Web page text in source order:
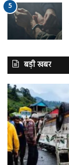
बड़ी खबर